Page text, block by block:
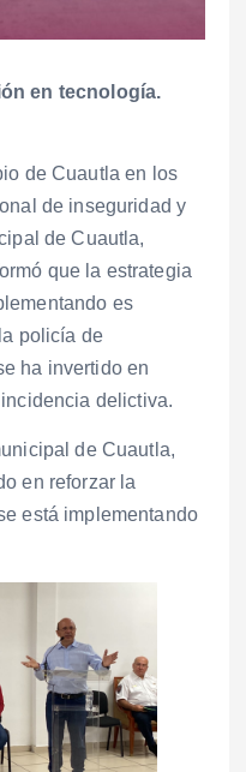
en tecnología.
de Cuautla en los
de inseguridad y
de Cuautla,
que la estrategia
es
policía de
ha invertido en
delictiva.
de Cuautla,
en reforzar la
está implementando